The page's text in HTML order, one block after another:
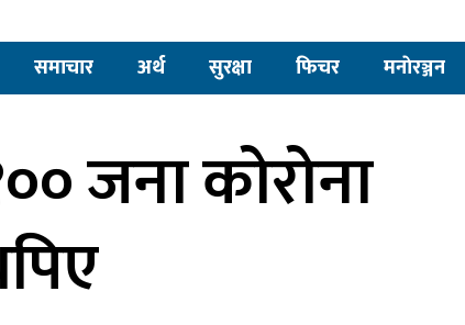
समाचार अर्थ सुरक्षा फिचर मनाेरञ्जन
जना कोरोना